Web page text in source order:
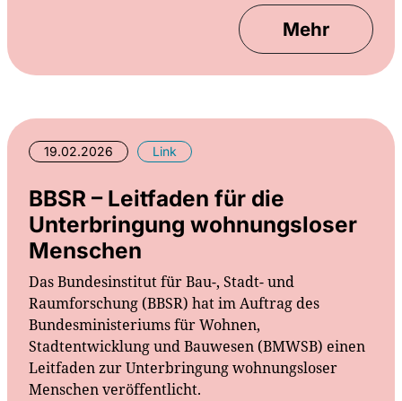
Mehr
19.02.2026 Link
BBSR – Leitfaden für die
Unterbringung wohnungsloser
Menschen
Das Bundesinstitut für Bau-, Stadt- und
Raumforschung (BBSR) hat im Auftrag des
Bundesministeriums für Wohnen,
Stadtentwicklung und Bauwesen (BMWSB) einen
Leitfaden zur Unterbringung wohnungsloser
Menschen veröffentlicht.